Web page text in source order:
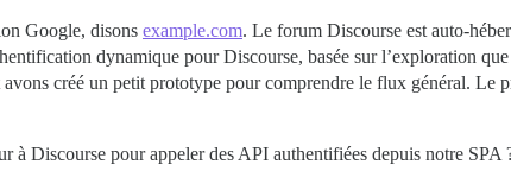
Google, disons example.com. Le forum Discourse est auto-
dynamique pour Discourse, basée sur l’exploration
avons créé un petit prototype pour comprendre le flux général. Le
à Discourse pour appeler des API authentifiées depuis notre SPA